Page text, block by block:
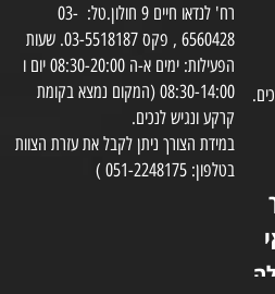
רח' לנדאו חיים 9 חולון.טל: 03-
6560428 , פקס 03-5518187. שעות
הפעילות: ימים א-ה 08:30-20:00 יום ו
08:30-14:00 (המקום נמצא בקומת
קרקע ונגיש לנכים.
במידת הצורך ניתן לקבל את עזרת הצוות
בטלפון: 051-2248175 )